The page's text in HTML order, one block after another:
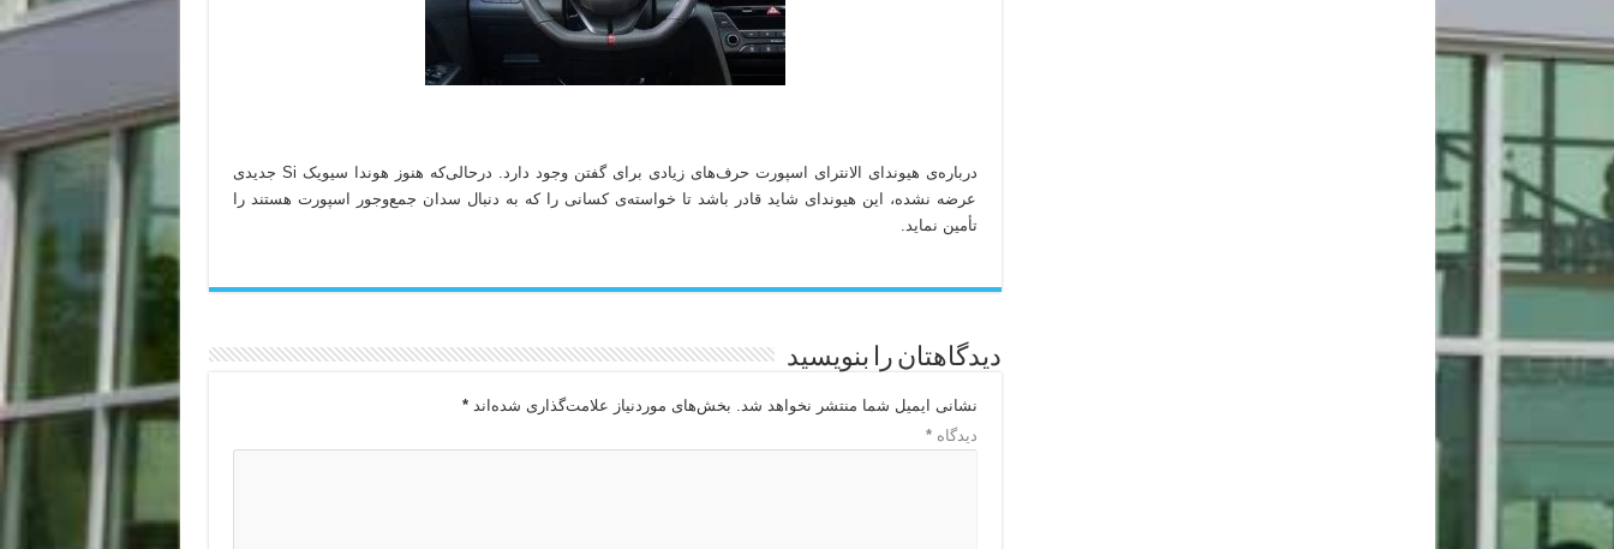
درباره‌ی هیوندای الانترای اسپورت حرف‌های زیادی برای گفتن وجود دارد. درحالی‌که هنوز هوندا سیویک Si جدیدی
عرضه نشده، این هیوندای شاید قادر باشد تا خواسته‌ی کسانی را که به دنبال سدان جمع‌وجور اسپورت هستند را
تأمین نماید.
دیدگاهتان را بنویسید
نشانی ایمیل شما منتشر نخواهد شد. بخش‌های موردنیاز علامت‌گذاری شده‌اند*
دیدگاه*